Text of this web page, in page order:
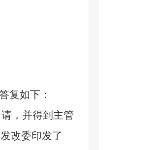
复如下：
，并得到主管
改委印发了